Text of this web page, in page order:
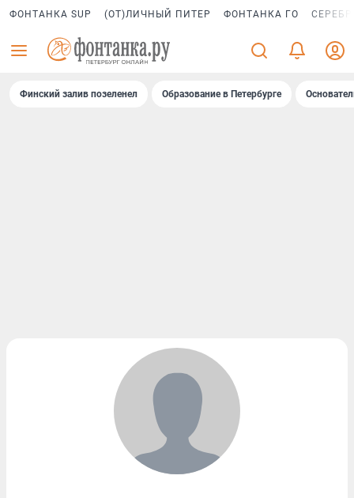
ФОНТАНКА SUP (ОТ)ЛИЧНЫЙ ПИТЕР ФОНТАНКА ГО
Финский залив позеленел Образование в Петербурге